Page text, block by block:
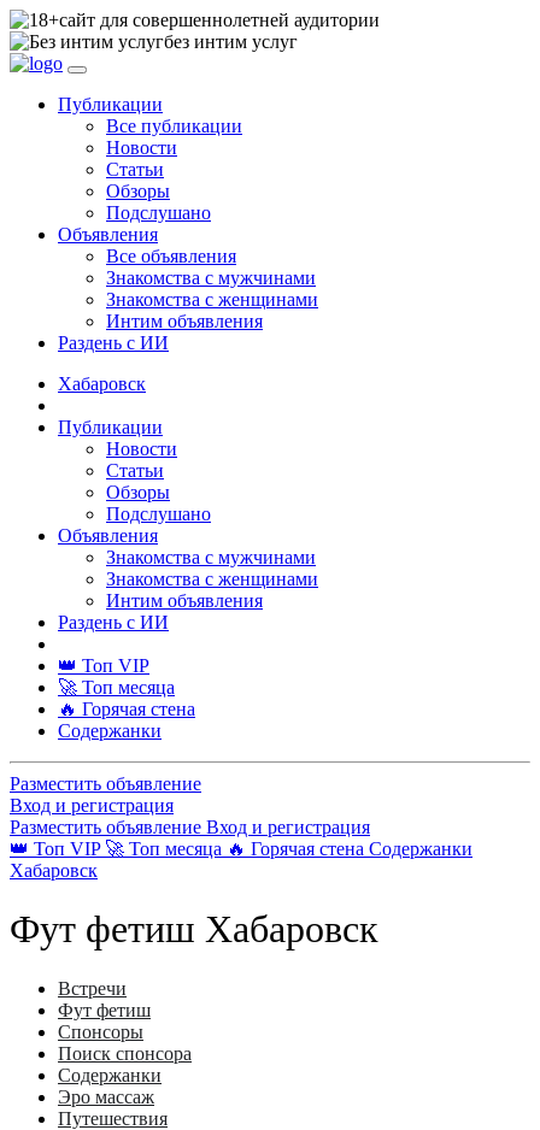
сайт для совершеннолетней аудитории
без интим услуг
Публикации
Все публикации
Новости
Статьи
Обзоры
Подслушано
Объявления
Все объявления
Знакомства с мужчинами
Знакомства с женщинами
Интим объявления
Раздень с ИИ
Хабаровск
Публикации
Новости
Статьи
Обзоры
Подслушано
Объявления
Знакомства с мужчинами
Знакомства с женщинами
Интим объявления
Раздень с ИИ
👑 Топ VIP
🚀 Топ месяца
🔥 Горячая стена
Содержанки
Разместить объявление
Вход и регистрация
Разместить объявление Вход и регистрация
👑 Топ VIP 🚀 Топ месяца 🔥 Горячая стена Содержанки
Хабаровск
Фут фетиш Хабаровск
Встречи
Фут фетиш
Спонсоры
Поиск спонсора
Содержанки
Эро массаж
Путешествия